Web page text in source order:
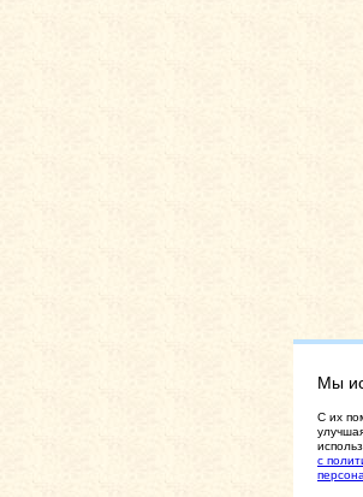
Мы
C их
с